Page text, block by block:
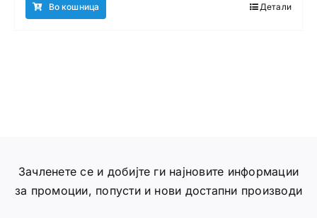
Во кошница Детали
Зачленете се и добијте ги најновите информации
за промоции, попусти и нови достапни производи